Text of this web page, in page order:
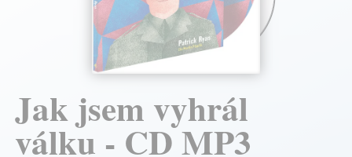
Jak jsem vyhrál
válku - CD MP3